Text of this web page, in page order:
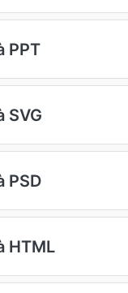
PPT
SVG
PSD
HTML